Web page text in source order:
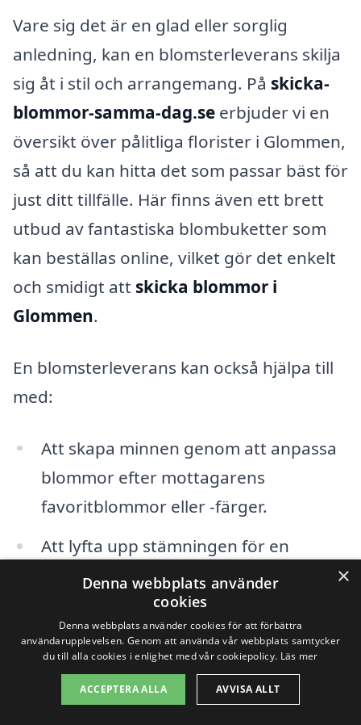
Vare sig det är en glad eller sorglig
anledning, kan en blomsterleverans skilja
sig åt i stil och arrangemang. På skicka-
blommor-samma-dag.se erbjuder vi en
översikt över pålitliga florister i Glommen,
så att du kan hitta det som passar bäst för
just ditt tillfälle. Här finns även ett brett
utbud av fantastiska blombuketter som
kan beställas online, vilket gör det enkelt
och smidigt att skicka blommor i
Glommen.
En blomsterleverans kan också hjälpa till
med:
Att skapa minnen genom att anpassa
blommor efter mottagarens
favoritblommor eller -färger.
Att lyfta upp stämningen för en
kollega eller vän som går igenom en
Att fungera som en påminnelse om
kärlek och omtanke när man befinner
sig på långt avstånd.
×
Denna webbplats använder
cookies
Denna webbplats använder cookies för att förbättra
användarupplevelsen. Genom att använda vår webbplats samtycker
du till alla cookies i enlighet med vår cookiepolicy. Läs mer
ACCEPTERA ALLA AVVISA ALLT